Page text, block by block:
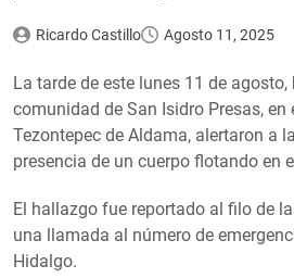
Ricardo Castillo Agosto 11, 2025
La tarde de este lunes 11 de
comunidad de San Isidro Presas,
Tezontepec de Aldama, alertaron a
presencia de un cuerpo flotando en
El hallazgo fue reportado al filo de
una llamada al número de
Hidalgo.